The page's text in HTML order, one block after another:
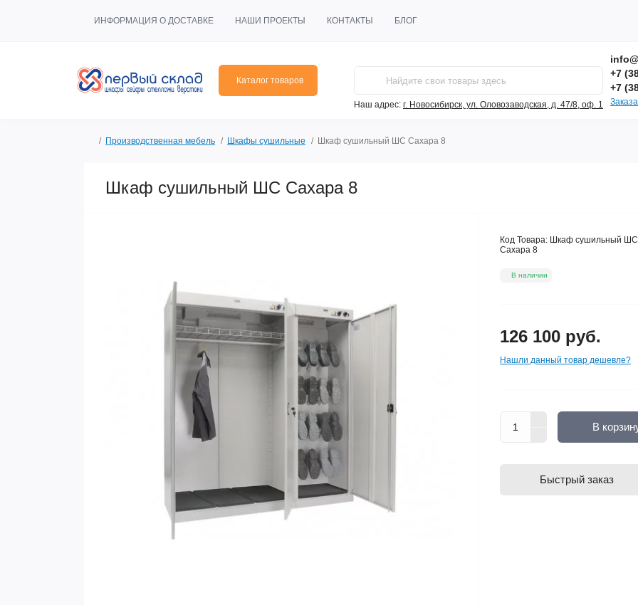
ИНФОРМАЦИЯ О ДОСТАВКЕ НАШИ ПРОЕКТЫ КОНТАКТЫ БЛОГ
Каталог товаров
Наш адрес: г. Новосибирск, ул. Оловозаводская, д. 47/8, оф. 1
+7
+7
Производственная мебель Шкафы сушильные Шкаф сушильный ШС Сахара 8
Шкаф сушильный ШС Сахара 8
Код Товара: Шкаф сушильный ШС
Сахара 8
В наличии
126 100 руб.
Нашли данный товар дешевле?
В
Быстрый заказ